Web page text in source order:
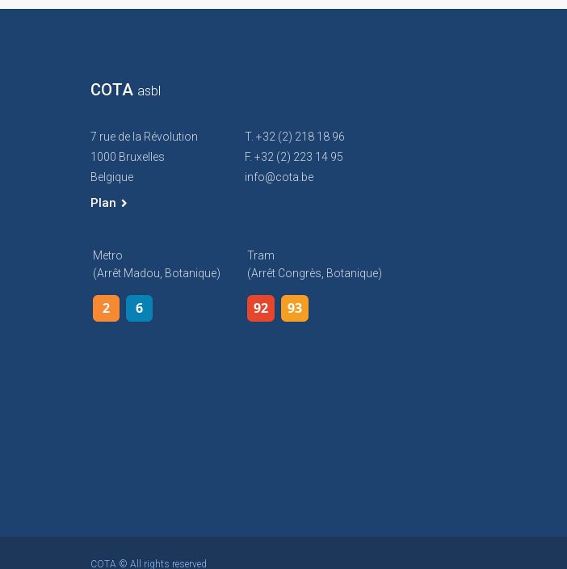
COTA asbl
7 rue de la Révolution
1000 Bruxelles
Belgique
Plan
T. +32 (2) 218 18 96
F. +32 (2) 223 14 95
info@cota.be
Metro
(arrêt Madou, Botanique)
2 6
Tram
(arrêt Congrès, Botanique)
92 93
COTA © All rights reserved